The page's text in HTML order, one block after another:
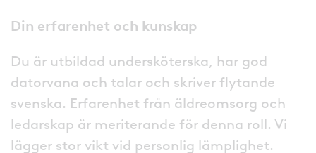
Din erfarenhet och kunskap
Du är utbildad undersköterska, har god
datorvana och talar och skriver flytande
svenska. Erfarenhet från äldreomsorg och
ledarskap är meriterande för denna roll. Vi
lägger stor vikt vid personlig lämplighet.